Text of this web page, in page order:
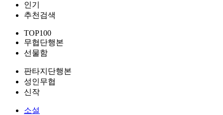
인기
추천검색
TOP100
무협단행본
선물함
판타지단행본
성인무협
신작
소설